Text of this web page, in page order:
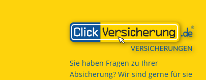
Sie haben Fragen zu Ihrer
Absicherung? Wir sind gerne für sie